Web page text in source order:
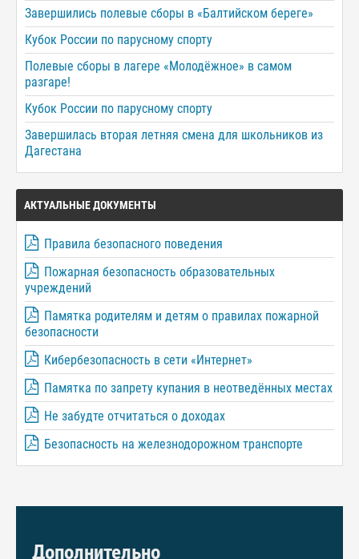
Завершились полевые сборы в «Балтийском береге»
Кубок России по парусному спорту
Полевые сборы в лагере «Молодёжное» в самом
разгаре!
Кубок России по парусному спорту
Завершилась вторая летняя смена для школьников из
Дагестана
АКТУАЛЬНЫЕ ДОКУМЕНТЫ
Правила безопасного поведения
Пожарная безопасность образовательных
учреждений
Памятка родителям и детям о правилах пожарной
безопасности
Кибербезопасность в сети «Интернет»
Памятка по запрету купания в неотведённых местах
Не забудте отчитаться о доходах
Безопасность на железнодорожном транспорте
Дополнительно